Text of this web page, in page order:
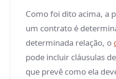
Como foi dito acima, a
um contrato é
determinada relação, o
pode incluir cláusulas
que prevê como ela